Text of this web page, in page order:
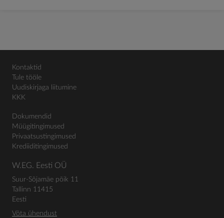
Kontaktid
Tule tööle
Uudiskirjaga liitumine
KKK
Dokumendid
Müügitingimused
Privaatsustingimused
Krediiditingimused
W.EG. Eesti OÜ
Suur-Sõjamäe põik 11
Tallinn 11415
Eesti
Võta ühendust